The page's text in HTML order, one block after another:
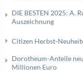
DIE BESTEN 2025: A.
Auszeichnung
Citizen Herbst-
Dorotheum-Anteile
Millionen Euro